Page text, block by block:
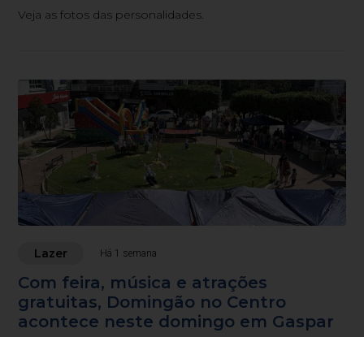
Veja as fotos das personalidades.
Lazer Há 1 semana
Com feira, música e atrações
gratuitas, Domingão no Centro
acontece neste domingo em Gaspar